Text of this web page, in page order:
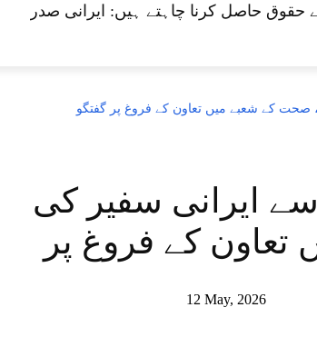
حقوق حاصل کرنا چاہتے ہیں: ایرانی صدر
کے شعبے میں تعاون کے فروغ پر گفتگو
ایرانی سفیر کی
کے فروغ پر
12 May, 2026